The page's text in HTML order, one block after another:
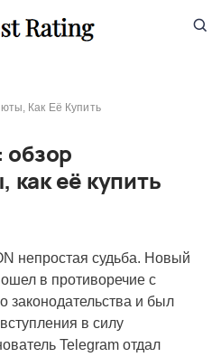
Как Её Купить
обзор
как её купить
непростая судьба. Новый
в противоречие с
законодательства и был
в силу
Telegram отдал